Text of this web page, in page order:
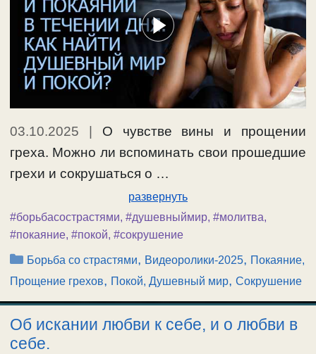
03.10.2025
О чувстве вины и прощении
греха. Можно ли вспоминать свои прошедшие
грехи и сокрушаться о …
развернуть
#борьбасострастями, #душевныймир, #молитва,
#покаяние, #покой, #сокрушение
Рубрики
Борьба со страстями, Видеоролики-2025, Покаяние,
Прощение грехов, Покой, Душевный мир, Сокрушение
Об искании любви к себе, и о любви в
себе.